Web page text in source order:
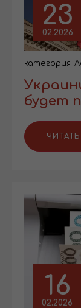
23
02.2026
категория:
будет
16
02.2026